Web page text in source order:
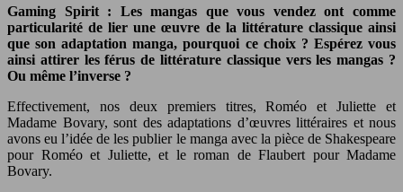
Gaming Spirit : Les mangas que vous vendez ont comme
particularité de lier une œuvre de la littérature classique ainsi
que son adaptation manga, pourquoi ce choix ? Espérez vous
ainsi attirer les férus de littérature classique vers les mangas ?
Ou même l’inverse ?
Effectivement, nos deux premiers titres, Roméo et Juliette et
Madame Bovary, sont des adaptations d’œuvres littéraires et nous
avons eu l’idée de les publier le manga avec la pièce de Shakespeare
pour Roméo et Juliette, et le roman de Flaubert pour Madame
Bovary.